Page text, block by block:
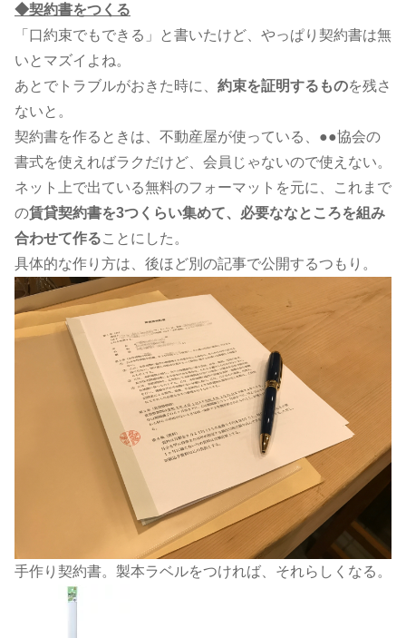
◆契約書をつくる
「口約束でもできる」と書いたけど、やっぱり契約書は無
いとマズイよね。
あとでトラブルがおきた時に、 約束を証明するものを残さ
ないと。
契約書を作るときは、不動産屋が使っている、●●協会の
書式を使えればラクだけど、会員じゃないので使えない。
ネット上で出ている無料のフォーマットを元に、これまで
の賃貸契約書を3つくらい集めて、必要ななところを組み
合わせて作ることにした。
具体的な作り方は、後ほど別の記事で公開するつもり。
手作り契約書。製本ラベルをつければ、それらしくなる。